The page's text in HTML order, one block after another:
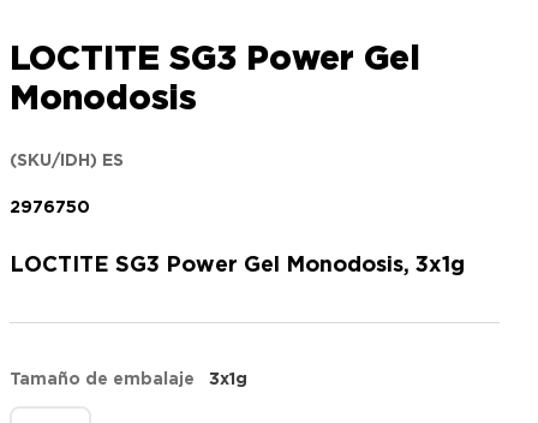
LOCTITE SG3 Power Gel
Monodosis
(SKU/IDH) ES
2976750
LOCTITE SG3 Power Gel Monodosis, 3x1g
Tamaño de embalaje 3x1g